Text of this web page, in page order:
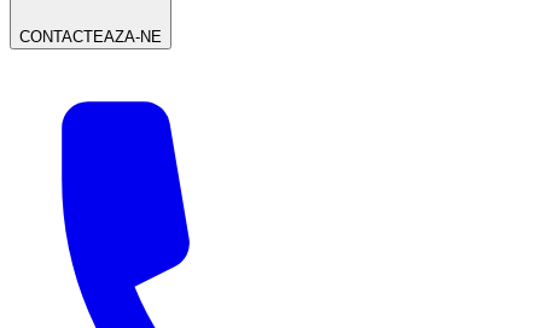
CONTACTEAZA-NE